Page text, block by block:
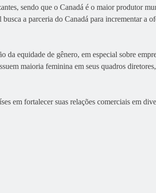
sendo que o Canadá é o maior produtor
a parceria do Canadá para incrementar a
equidade de gênero, em especial sobre
maioria feminina em seus quadros
em fortalecer suas relações comerciais em